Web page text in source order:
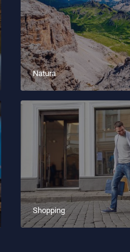
Natura
Shopping